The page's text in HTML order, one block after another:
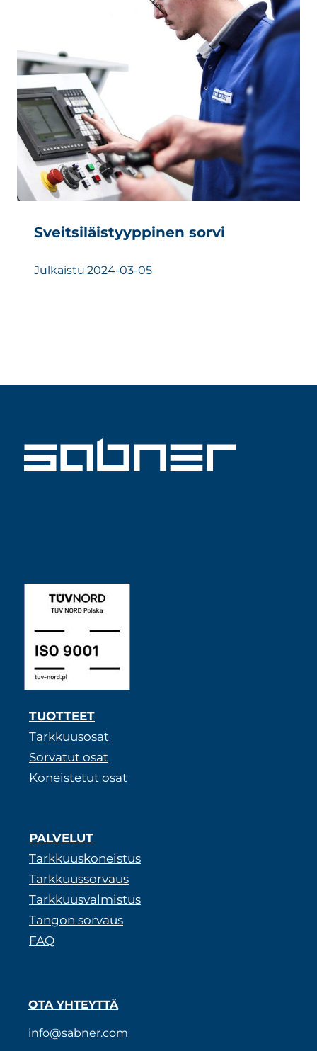
Sveitsiläistyyppinen sorvi
Julkaistu 2024-03-05
TUOTTEET
Tarkkuusosat
Sorvatut osat
Koneistetut osat
PALVELUT
Tarkkuuskoneistus
Tarkkuussorvaus
Tarkkuusvalmistus
Tangon sorvaus
FAQ
OTA YHTEYTTÄ
info@sabner.com